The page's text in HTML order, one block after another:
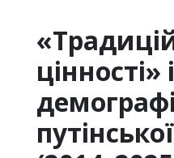
цінності» і